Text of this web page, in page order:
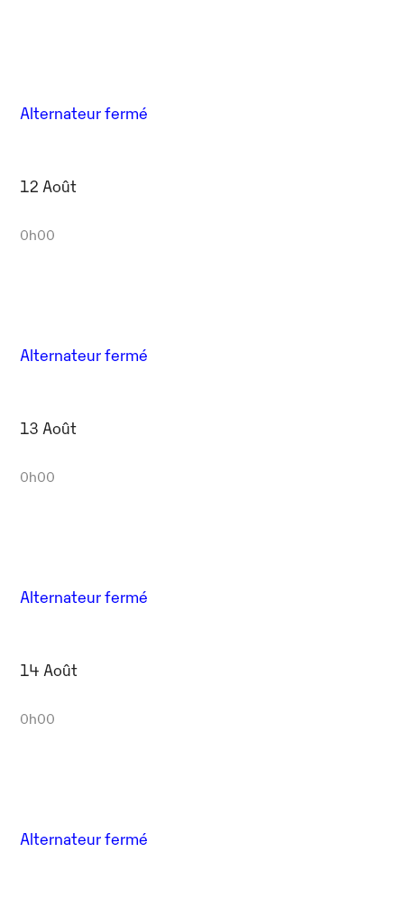
Alternateur fermé
12 Août
0h00
Alternateur fermé
13 Août
0h00
Alternateur fermé
14 Août
0h00
Alternateur fermé